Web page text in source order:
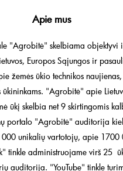
Apie mus
"Agrobitė" skelbiama objektyvi
Europos Sąjungos ir
žemės ūkio technikos
ūkininkams. "Agrobitė" apie
ūkį skelbia net 9 skirtingomis
portalo "Agrobitė" auditorija
unikalių vartotojų, apie 1700
tinkle administruojame virš 25
auditorija. "YouTube" tinkle